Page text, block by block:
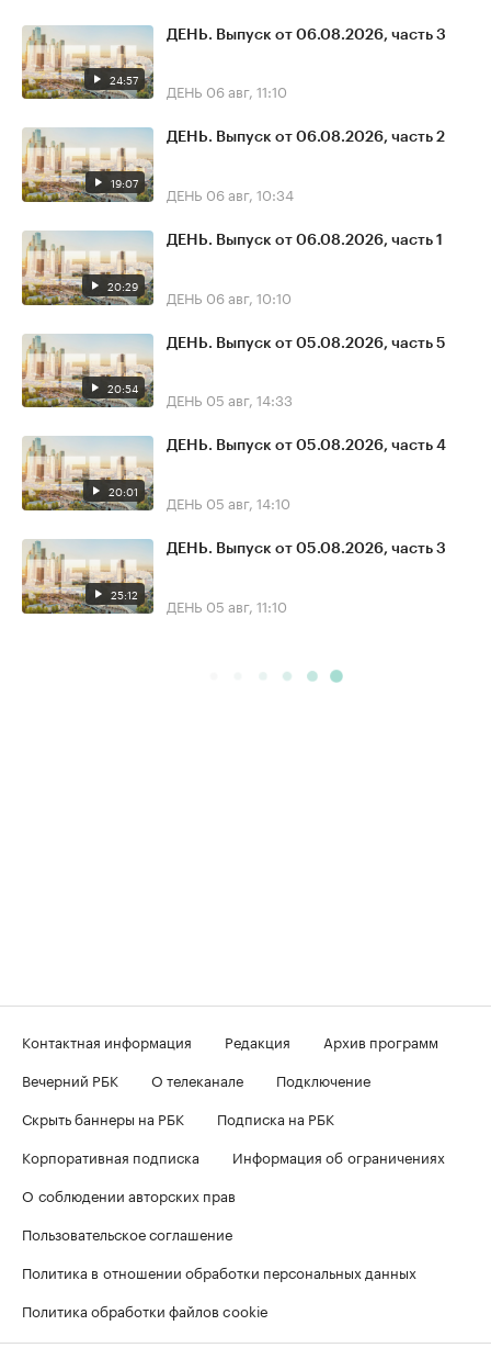
24:57
ДЕНЬ. Выпуск от 06.08.2026, часть 3
ДЕНЬ 06 авг, 11:10
19:07
ДЕНЬ. Выпуск от 06.08.2026, часть 2
ДЕНЬ 06 авг, 10:34
20:29
ДЕНЬ. Выпуск от 06.08.2026, часть 1
ДЕНЬ 06 авг, 10:10
20:54
ДЕНЬ. Выпуск от 05.08.2026, часть 5
ДЕНЬ 05 авг, 14:33
20:01
ДЕНЬ. Выпуск от 05.08.2026, часть 4
ДЕНЬ 05 авг, 14:10
25:12
ДЕНЬ. Выпуск от 05.08.2026, часть 3
ДЕНЬ 05 авг, 11:10
Контактная информация Редакция
Архив программ
Вечерний РБК
О телеканале
Подключение
Скрыть баннеры на РБК
Подписка на РБК
Корпоративная подписка
Информация об ограничениях
О соблюдении авторских прав
Пользовательское соглашение
Политика в отношении обработки персональных данных
Политика обработки файлов cookie